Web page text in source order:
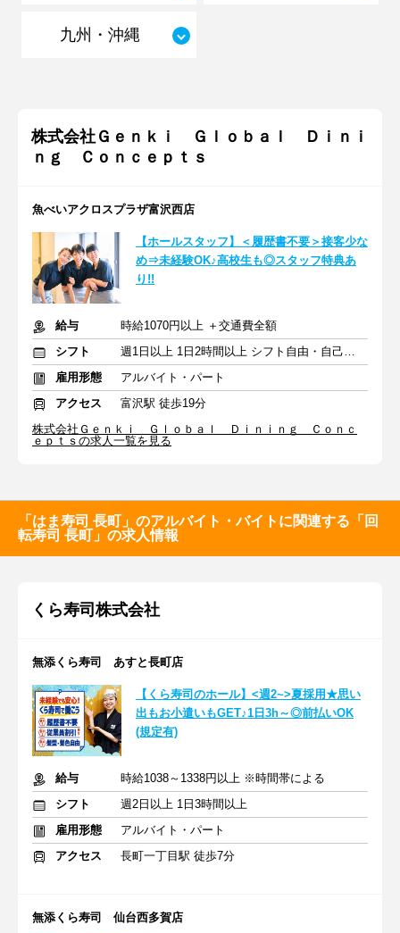
九州・沖縄
株式会社Ｇｅｎｋｉ Ｇｌｏｂａｌ Ｄｉｎｉ
ｎｇ Ｃｏｎｃｅｐｔｓ
魚べいアクロスプラザ富沢西店
【ホールスタッフ】＜履歴書不要＞接客少な
め⇒未経験OK♪高校生も◎スタッフ特典あ
り!!
給与
時給1070円以上 ＋交通費全額
シフト
週1日以上 1日2時間以上 シフト自由・自己申告
雇用形態
アルバイト・パート
アクセス
富沢駅 徒歩19分
株式会社Ｇｅｎｋｉ Ｇｌｏｂａｌ Ｄｉｎｉｎｇ Ｃｏｎｃ
ｅｐｔｓの求人一覧を見る
「はま寿司 長町」のアルバイト・バイトに関連する「回
転寿司 長町」の求人情報
くら寿司株式会社
無添くら寿司 あすと長町店
【くら寿司のホール】<週2~>夏採用★思い
出もお小遣いもGET♪1日3h～◎前払いOK
(規定有)
給与
時給1038～1338円以上 ※時間帯による
シフト
週2日以上 1日3時間以上
雇用形態
アルバイト・パート
アクセス
長町一丁目駅 徒歩7分
無添くら寿司 仙台西多賀店